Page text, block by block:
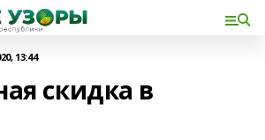
13:44
скидка в